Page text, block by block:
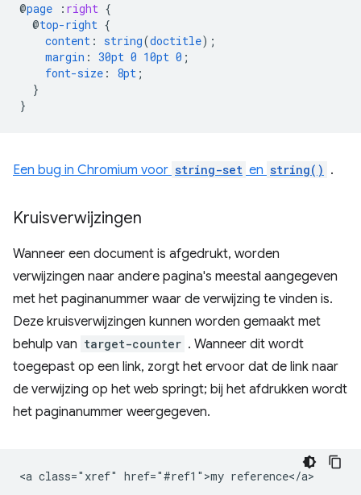
@page : right {
@top-right {
content : string(doctitle);
margin : 30pt 0 10pt 0 ;
font-size : 8pt ;
}
}
Een bug in Chromium voor string-set en string() .
Kruisverwijzingen
Wanneer een document is afgedrukt, worden
verwijzingen naar andere pagina's meestal aangegeven
met het paginanummer waar de verwijzing te vinden is.
Deze kruisverwijzingen kunnen worden gemaakt met
behulp van target-counter . Wanneer dit wordt
toegepast op een link, zorgt het ervoor dat de link naar
de verwijzing op het web springt; bij het afdrukken wordt
het paginanummer weergegeven.